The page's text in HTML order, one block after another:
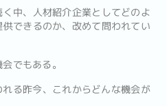
中、人材紹介企業としてどのよ
できるのか、改めて問われてい
でもある。
る昨今、これからどんな機会が